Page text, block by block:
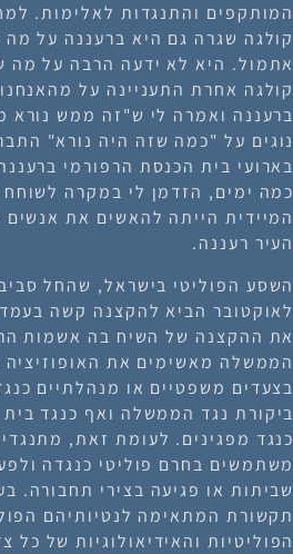
המותקפים והתנגדות לאלימות.
קולגה שגרה גם היא ברעננה על
קולגה אחרת התעניינה על
ברעננה ואמרה לי ש"זה ממש נורא
נוגים על "כמה שזה היה נורא"
בארועי בית הכנסת הרפורמי
כמה ימים, הזדמן לי במקרה
המיידית הייתה להאשים את
העיר רעננה.
לאוקטובר הביא להקצנה קשה
את ההקצנה של השיח בה אשמות
הממשלה מאשימים את
בצעדים משפטיים או מנהלתיים
ביקורת נגד הממשלה ואף כנגד
כנגד מפגינים. לעומת זאת,
משתמשים בחרם פוליטי כנגדה
שביתות או פגיעה בצירי תחבורה.
תקשורת המתאימה לנטיותיהם
הפוליטיות והאידיאולוגיות של